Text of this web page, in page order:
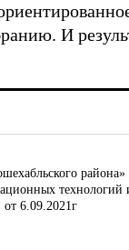
И
района»
6.09.2021г